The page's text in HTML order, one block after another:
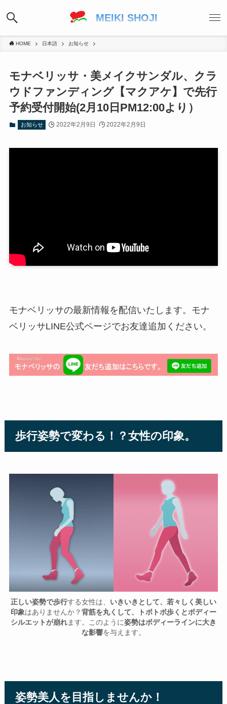
MEIKI SHOJI
HOME 日本語 お知らせ
モナベリッサ・美メイクサンダル、クラ
ウドファンディング【マクアケ】で先行
予約受付開始(2月10日PM12:00より）
お知らせ 2022年2月9日 2022年2月9日
モナベリッサの最新情報を配信いたします。モナ
ベリッサLINE公式ページでお友達追加ください。
歩行姿勢で変わる！？女性の印象。
正しい姿勢で歩行する女性は、 いきいきとして、若々しく美しい
印象はありませんか？背筋を丸くして、トボトボ歩くとボディー
シルエットが崩れます。このように姿勢はボディーラインに大き
な影響を与えます。
姿勢美人を目指しませんか！